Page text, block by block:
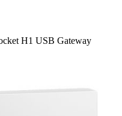
H1 USB Gateway